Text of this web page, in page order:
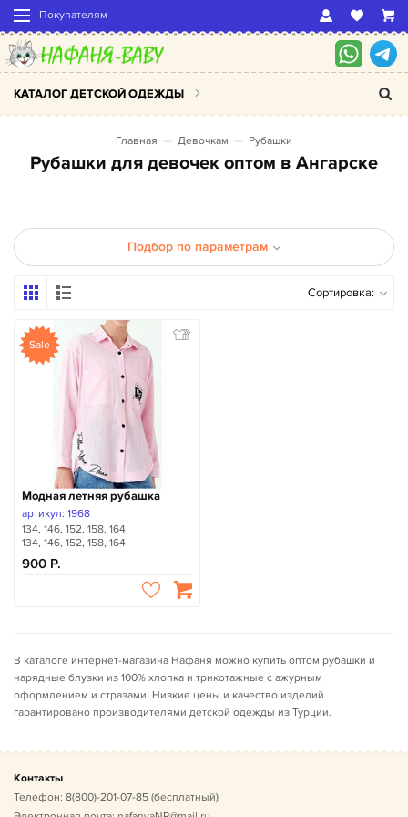
Покупателям
КАТАЛОГ ДЕТСКОЙ ОДЕЖДЫ
Главная Девочкам Рубашки
Рубашки для девочек оптом в Ангарске
Подбор по параметрам
Сортировка:
Sale
Модная летняя рубашка
артикул: 1968
134, 146, 152, 158, 164
134, 146, 152, 158, 164
900
В каталоге интернет-магазина Нафаня можно купить оптом рубашки и
нарядные блузки из 100% хлопка и трикотажные с ажурным
оформлением и стразами. Низкие цены и качество изделий
гарантировано производителями детской одежды из Турции.
Контакты
Телефон: 8(800)-201-07-85 (бесплатный)